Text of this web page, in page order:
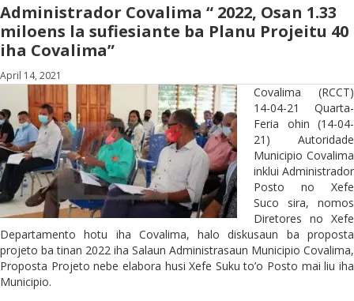
Administrador Covalima “ 2022, Osan 1.33
miloens la sufiesiante ba Planu Projeitu 40
iha Covalima”
April 14, 2021
Covalima (RCCT)
14-04-21 Quarta-
Feria ohin (14-04-
21) Autoridade
Municipio Covalima
inklui Administrador
Posto no Xefe
Suco sira, nomos
Diretores no Xefe
Departamento hotu iha Covalima, halo diskusaun ba proposta
projeto ba tinan 2022 iha Salaun Administrasaun Municipio Covalima,
Proposta Projeto nebe elabora husi Xefe Suku to’o Posto mai liu iha
Municipio.